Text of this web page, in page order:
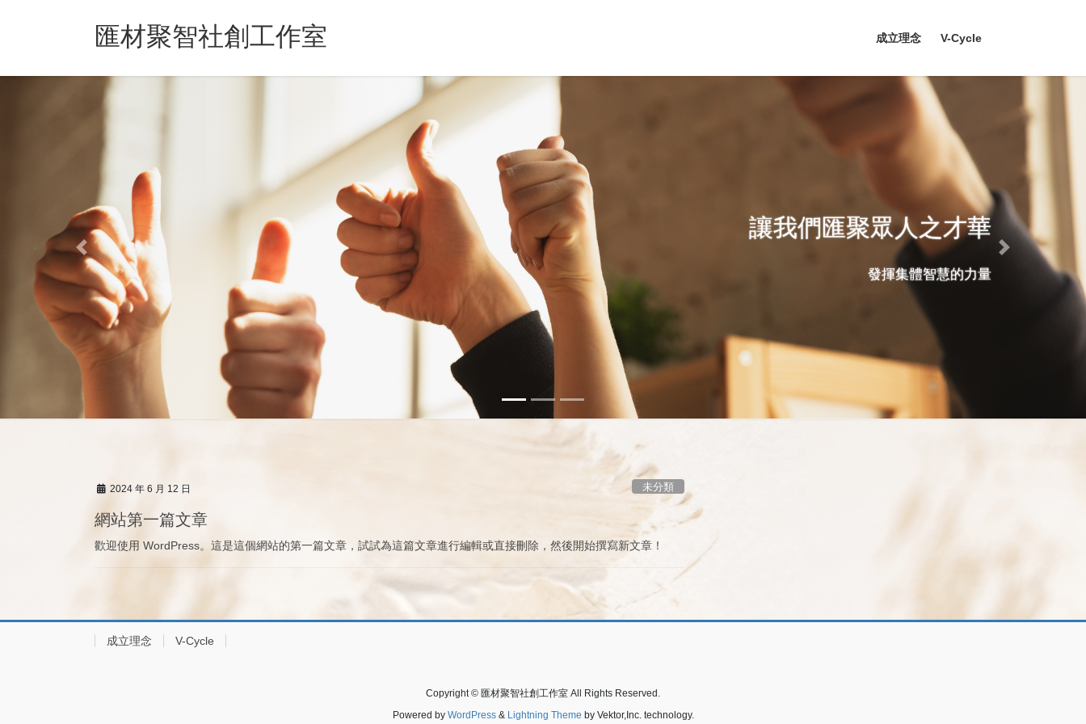
匯材聚智社創工作室 成立理念 V-Cycle
三人行必有我師
自己的問題 自己解決
Previous Next
2024 年 6 月 12 日 未分類
網站第一篇文章
歡迎使用 WordPress。這是這個網站的第一篇文章，試試為這篇文章進行編輯或直接刪除，然後開始撰寫新文章！
成立理念 V-Cycle
Copyright © 匯材聚智社創工作室 All Rights Reserved.
Powered by WordPress& Lightning Theme by Vektor,Inc. technology.